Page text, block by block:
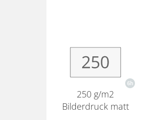
250 g/m2
Bilderdruck matt